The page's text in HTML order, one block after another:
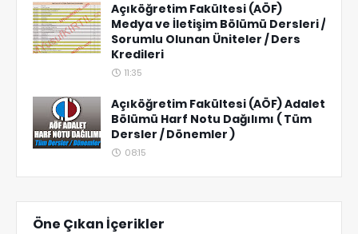
Açıköğretim Fakültesi (AÖF)
Medya ve İletişim Bölümü Dersleri /
Sorumlu Olunan Üniteler / Ders
Kredileri
11:35
Açıköğretim Fakültesi (AÖF) Adalet
Bölümü Harf Notu Dağılımı ( Tüm
Dersler / Dönemler )
08:15
Öne Çıkan İçerikler